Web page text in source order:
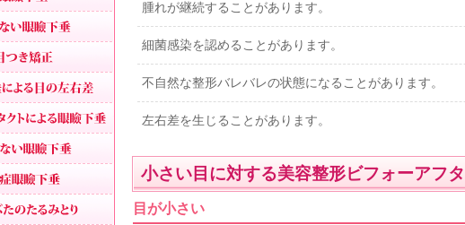
目つき矯正
眼瞼下垂による左右差
ハードコンタクトによる眼瞼下垂
重症眼瞼下垂
上まぶたのたるみとり
腫れが継続することがあります。
細菌感染を認めることがあります。
不自然な整形バレバレの状態になることがあります。
左右差を生じることがあります。
小さい目に対する美容整形ビフォーアフ
目が小さい